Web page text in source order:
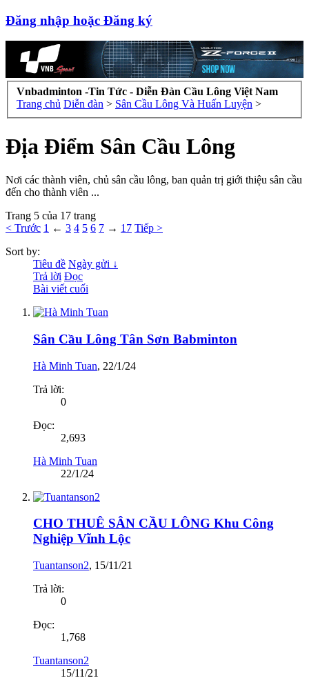
Đăng nhập hoặc Đăng ký
Vnbadminton -Tin Tức - Diễn Đàn Cầu Lông Việt Nam
Trang chủ Diễn đàn > Sân Cầu Lông Và Huấn Luyện >
Địa Điểm Sân Cầu Lông
Nơi các thành viên, chủ sân cầu lông, ban quản trị giới thiệu sân cầu
đến cho thành viên ...
Trang 5 của 17 trang
< Trước 1 ← 3 4 5 6 7 → 17 Tiếp >
Sort by:
Tiêu đề Ngày gửi ↓
Trả lời Đọc
Bài viết cuối
Sân Cầu Lông Tân Sơn Babminton
Hà Minh Tuan, 22/1/24
Trả lời:
0
Đọc:
2,693
Hà Minh Tuan
22/1/24
CHO THUÊ SÂN CẦU LÔNG Khu Công
Nghiệp Vĩnh Lộc
Tuantanson2, 15/11/21
Trả lời:
0
Đọc:
1,768
Tuantanson2
15/11/21